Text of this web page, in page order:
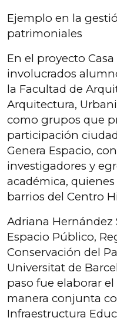
Ejemplo en la
patrimoniales
En el proyecto
involucrados
la Facultad de
Arquitectura,
como grupos que
participación
Genera Espacio,
investigadores y
académica,
barrios del Centro
Adriana Hernández
Espacio Público,
Conservación del
Universitat de
paso fue elaborar
manera conjunta
Infraestructura